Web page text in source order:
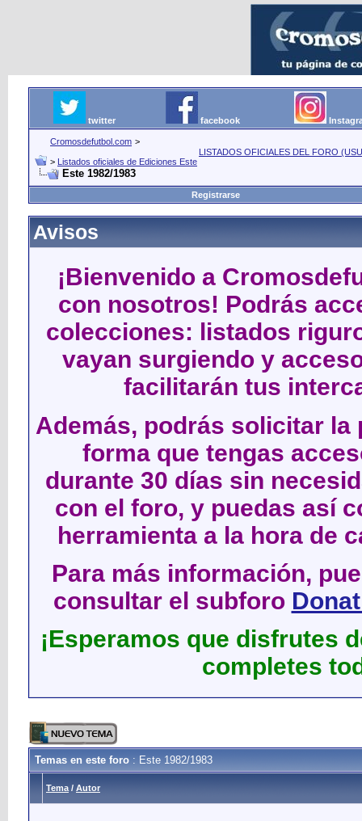
twitter facebook
Cromosdefutbol.com >
LISTADOS OFICIALES DEL FORO
> Listados oficiales de Ediciones Este
Este 1982/1983
Registrarse
Avisos
¡Bienvenido a
con nosotros! Podrás
colecciones: listados
vayan surgiendo y
facilitarán tus
Además, podrás solicitar
forma que tengas
durante 30 días sin
con el foro, y puedas así
herramienta a la hora de
Para más información,
consultar el subforo
¡Esperamos que disfrutes
completes
Temas en este foro : Este 1982/1983
Tema / Autor